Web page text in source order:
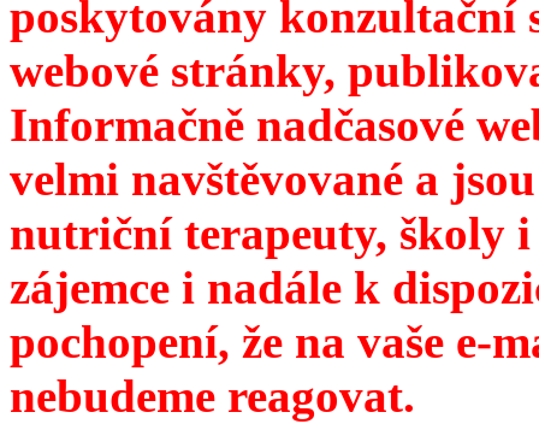
poskytovány konzultační
webové stránky,
Informačně nadčasové
velmi navštěvované a
nutriční terapeuty, školy
zájemce i nadále k
pochopení, že na vaše e-
nebudeme reagovat.